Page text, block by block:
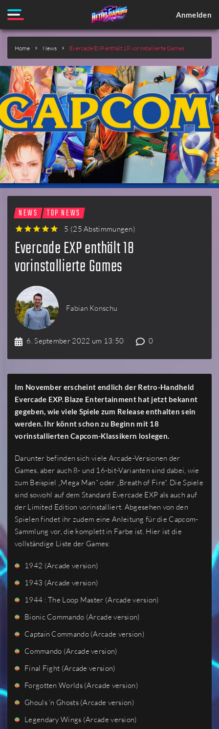
Anmelden
Home News Evercade EXP enthält 18 vorinstallierte Games
NEWS TOP NEWS
5 (25 Abstimmungen)
Evercade EXP enthält 18
vorinstallierte Games
Fabian Konschu
6. September 2022 um 13:50 0
Im November erscheint endlich der Retro-Handheld
Evercade EXP. Blaze Entertainment hat jetzt bekannt
gegeben, wie viele Spiele zum Release enthalten sein
werden. Ihr könnt schon zu Beginn mit 18
vorinstallierten Capcom-Klassikern loslegen.
Darunter befinden sich viele Arcade-Versionen der
Games, aber auch 8- und 16-bit-Varianten sind dabei, wie
zum Beispiel „Mega Man“ oder „Breath of Fire“. Die Spiele
sind sowohl auf dem Standard Evercade EXP als auch auf
der Limited Edition vorinstalliert. Abgesehen von den
Spielen findet ihr zudem eine Anleitung für die Capcom-
Sammlung vor, die komplett in Farbe ist. Hier ist die
vollständige Liste der Games:
1942 (Arcade version)
1943 (Arcade version)
1944 : The Loop Master (Arcade version)
Bionic Commando (Arcade version)
Captain Commando (Arcade version)
Commando (Arcade version)
Final Fight (Arcade version)
Forgotten Worlds (Arcade version)
Ghouls ‘n Ghosts (Arcade version)
Legendary Wings (Arcade version)